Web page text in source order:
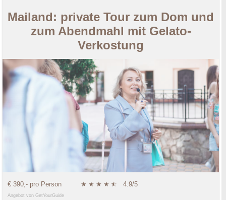
Mailand: private Tour zum Dom und
zum Abendmahl mit Gelato-
Verkostung
€ 390,- pro Person ★ ★ ★ ★ ★
☆ 4.9/5
Angebot von GetYourGuide